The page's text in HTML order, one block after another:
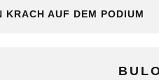
KRACH AUF DEM PODIUM